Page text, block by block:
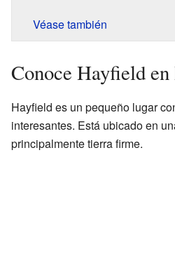
Véase también
Conoce Hayfield
Hayfield es un pequeño lugar
interesantes. Está ubicado en
principalmente tierra firme.